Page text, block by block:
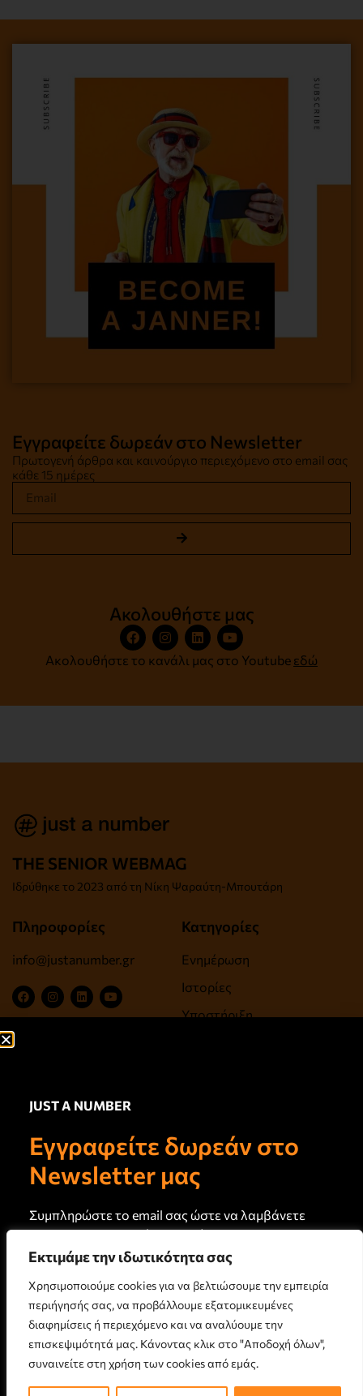
Εκτιμάμε την ιδωτικότητα σας
Χρησιμοποιούμε cookies για να βελτιώσουμε την εμπειρία
περιήγησής σας, να προβάλλουμε εξατομικευμένες
διαφημίσεις ή περιεχόμενο και να αναλύουμε την
επισκεψιμότητά μας. Κάνοντας κλικ στο "Αποδοχή όλων",
συναινείτε στη χρήση των cookies από εμάς.
Εγγραφείτε δωρεάν στο Newsletter
Πρωτογενή άρθρα και καινούργιο περιεχόμενο στο email σας
κάθε 15 ημέρες
Ακολουθήστε μας
Ακολουθήστε το κανάλι μας στο Youtube εδώ
THE SENIOR WEBMAG
Iδρύθηκε το 2023 από τη Νίκη Ψαραύτη-Μπουτάρη
Πληροφορίες
info@justanumber.gr
Κατηγορίες
Ενημέρωση
Ιστορίες
Υποστήριξη
Σύνδεσμοι
Σχετικά με εμάς
Τεύχη Jan
Just a Note
Επικοινωνία
Όροι Χρήσης
Πολιτική Απορρήτου
Πολιτική Cookies
Πρωτογενή άρθρα και
καινούργιο περιεχόμενο στο
email σας κάθε 15 ημέρες
JUST A NUMBER
Εγγραφείτε δωρεάν στο
Newsletter μας
Συμπληρώστε το email σας ώστε να λαμβάνετε
το newsletter μας κάθε 15 ημέρες
ΕΓΓΡΑΦΗ